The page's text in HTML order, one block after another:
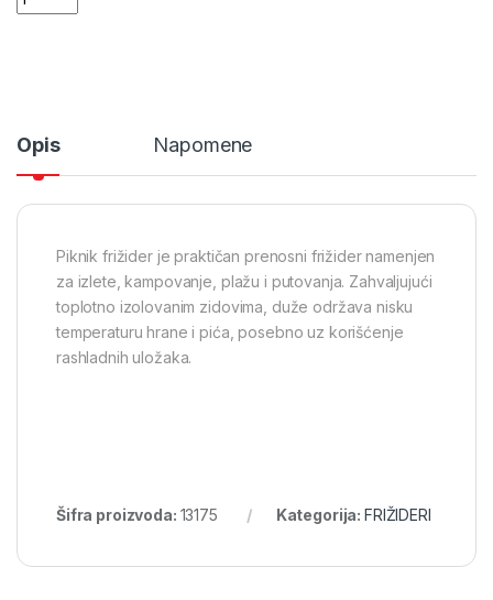
Opis Napomene
Piknik frižider je praktičan prenosni frižider namenjen
za izlete, kampovanje, plažu i putovanja. Zahvaljujući
toplotno izolovanim zidovima, duže održava nisku
temperaturu hrane i pića, posebno uz korišćenje
rashladnih uložaka.
Šifra proizvoda: 13175 Kategorija: FRIŽIDERI